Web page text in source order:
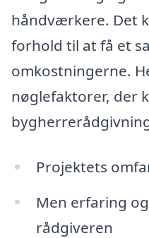
håndværkere. Det
forhold til at få et
omkostningerne.
nøglefaktorer, der
Projektets
Men erfaring
rådgiveren